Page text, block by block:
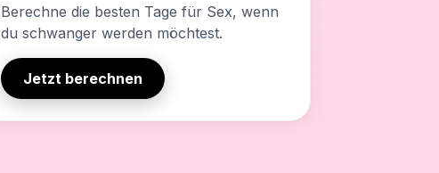
Berechne die besten Tage für Sex, wenn
du schwanger werden möchtest.
Zyklusbasierte Vorhersagen
Private Berechnung
Jetzt berechnen